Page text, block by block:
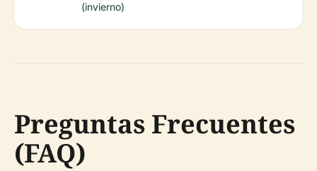
(invierno)
Preguntas Frecuentes
(FAQ)